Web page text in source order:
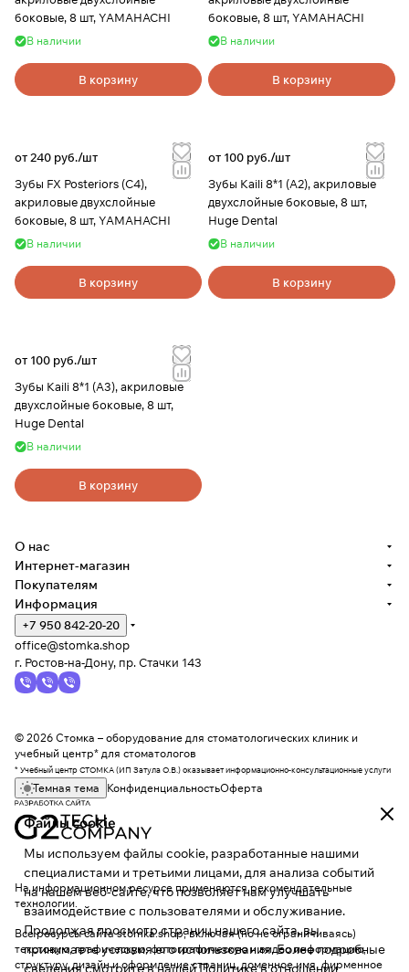
боковые, 8 шт, YAMAHACHI
В наличии
В корзину
боковые, 8 шт, YAMAHACHI
В наличии
В корзину
от 240 руб./шт
Зубы FX Posteriors (C4),
акриловые двухслойные
боковые, 8 шт, YAMAHACHI
В наличии
В корзину
от 100 руб./шт
Зубы Kaili 8*1 (A2), акриловые
двухслойные боковые, 8 шт,
Huge Dental
В наличии
В корзину
от 100 руб./шт
Зубы Kaili 8*1 (A3), акриловые
двухслойные боковые, 8 шт,
Huge Dental
В наличии
В корзину
Файлы cookie
Мы используем файлы cookie, разработанные нашими
специалистами и третьими лицами, для анализа событий
на нашем веб-сайте, что позволяет нам улучшать
взаимодействие с пользователями и обслуживание.
Продолжая просмотр страниц нашего сайта, вы
принимаете условия его использования. Более подробные
сведения смотрите в нашейПолитике в отношении
О нас
Интернет-магазин
Покупателям
Информация
+7 950 842-20-20
office@stomka.shop
г. Ростов-на-Дону, пр. Стачки 143
© 2026 Стомка – оборудование для стоматологических клиник и
учебный центр* для стоматологов
* Учебный центр СТОМКА (ИП Затула О.В.) оказывает информационно-консультационные услуги
Темная тема КонфиденциальностьОферта
На информационном ресурсе применяютсярекомендательные
технологии
Все ресурсы сайта stomka.shop, включая (но не ограничиваясь)
текстовую, графическую, фотографическую и видео информацию,
структуру, дизайн и оформление страниц, доменное имя, фирменное